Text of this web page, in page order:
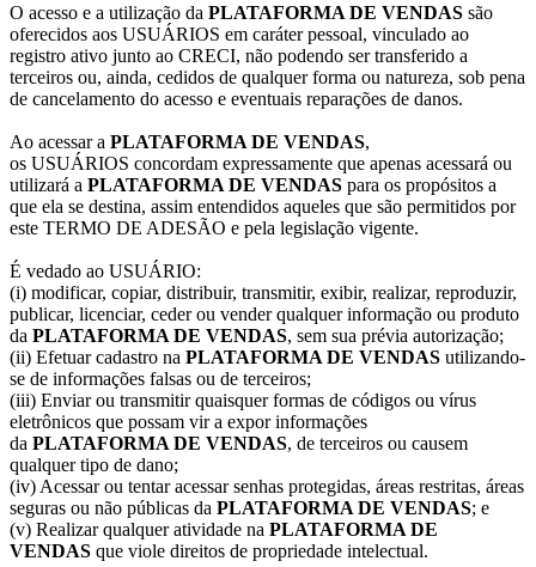
O acesso e a utilização da PLATAFORMA DE VENDAS são
oferecidos aos USUÁRIOS em caráter pessoal, vinculado ao
registro ativo junto ao CRECI, não podendo ser transferido a
terceiros ou, ainda, cedidos de qualquer forma ou natureza, sob pena
de cancelamento do acesso e eventuais reparações de danos.
Ao acessar a PLATAFORMA DE VENDAS,
os USUÁRIOS concordam expressamente que apenas acessará ou
utilizará a PLATAFORMA DE VENDAS para os propósitos a
que ela se destina, assim entendidos aqueles que são permitidos por
este TERMO DE ADESÃO e pela legislação vigente.
É vedado ao USUÁRIO:
(i) modificar, copiar, distribuir, transmitir, exibir, realizar, reproduzir,
publicar, licenciar, ceder ou vender qualquer informação ou produto
da PLATAFORMA DE VENDAS, sem sua prévia autorização;
(ii) Efetuar cadastro na PLATAFORMA DE VENDAS utilizando-
se de informações falsas ou de terceiros;
(iii) Enviar ou transmitir quaisquer formas de códigos ou vírus
eletrônicos que possam vir a expor informações
da PLATAFORMA DE VENDAS, de terceiros ou causem
qualquer tipo de dano;
(iv) Acessar ou tentar acessar senhas protegidas, áreas restritas, áreas
seguras ou não públicas da PLATAFORMA DE VENDAS; e
(v) Realizar qualquer atividade na PLATAFORMA DE
VENDAS que viole direitos de propriedade intelectual.